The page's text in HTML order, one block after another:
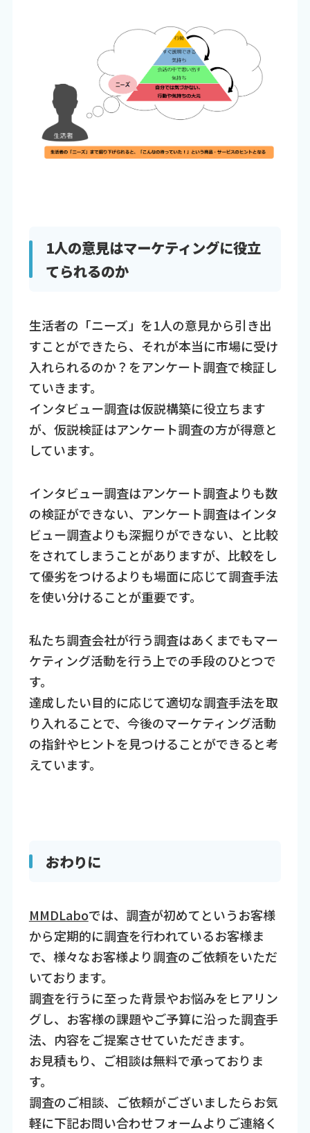
1人の意見はマーケティングに役立
てられるのか
生活者の「ニーズ」を1人の意見から引き出
すことができたら、それが本当に市場に受け
入れられるのか？をアンケート調査で検証し
ていきます。
インタビュー調査は仮説構築に役立ちます
が、仮説検証はアンケート調査の方が得意と
しています。
インタビュー調査はアンケート調査よりも数
の検証ができない、アンケート調査はインタ
ビュー調査よりも深掘りができない、と比較
をされてしまうことがありますが、比較をし
て優劣をつけるよりも場面に応じて調査手法
を使い分けることが重要です。
私たち調査会社が行う調査はあくまでもマー
ケティング活動を行う上での手段のひとつで
す。
達成したい目的に応じて適切な調査手法を取
り入れることで、今後のマーケティング活動
の指針やヒントを見つけることができると考
えています。
おわりに
MMDLaboでは、調査が初めてというお客様
から定期的に調査を行われているお客様ま
で、様々なお客様より調査のご依頼をいただ
いております。
調査を行うに至った背景やお悩みをヒアリン
グし、お客様の課題やご予算に沿った調査手
法、内容をご提案させていただきます。
お見積もり、ご相談は無料で承っておりま
す。
調査のご相談、ご依頼がございましたらお気
軽に下記お問い合わせフォームよりご連絡く